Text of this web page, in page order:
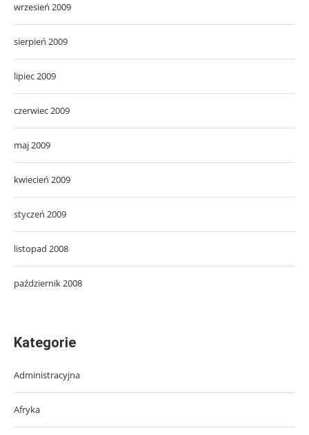
wrzesień 2009
sierpień 2009
lipiec 2009
czerwiec 2009
maj 2009
kwiecień 2009
styczeń 2009
listopad 2008
październik 2008
Kategorie
Administracyjna
Afryka